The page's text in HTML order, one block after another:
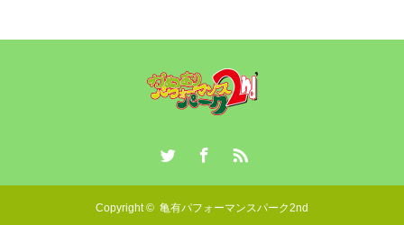
Copyright © 亀有パフォーマンスパーク2nd